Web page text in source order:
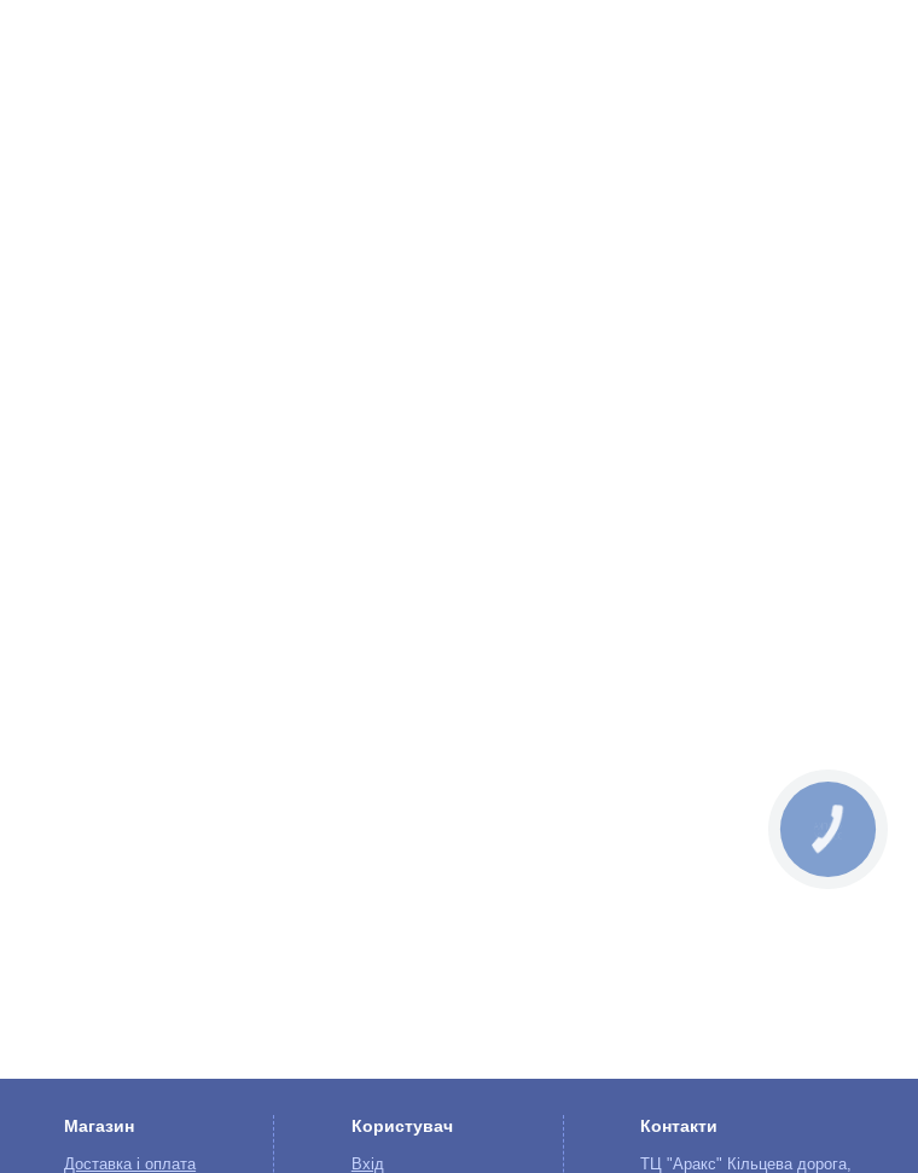
Магазин
Доставка і оплата
Користувач
Вхід
Контакти
ТЦ "Аракс" Кільцева дорога,
КНОПКА
ЗВ'ЯЗКУ